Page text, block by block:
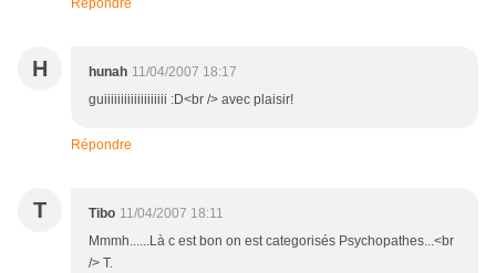
Répondre
H hunah 11/04/2007 18:17
guiiiiiiiiiiiiiiiiiii :D<br /> avec plaisir!
Répondre
T Tibo 11/04/2007 18:11
Mmmh......Là c est bon on est categorisés Psychopathes...<br
/> T.